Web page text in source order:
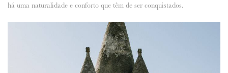
há uma naturalidade e conforto que têm de ser conquistados.